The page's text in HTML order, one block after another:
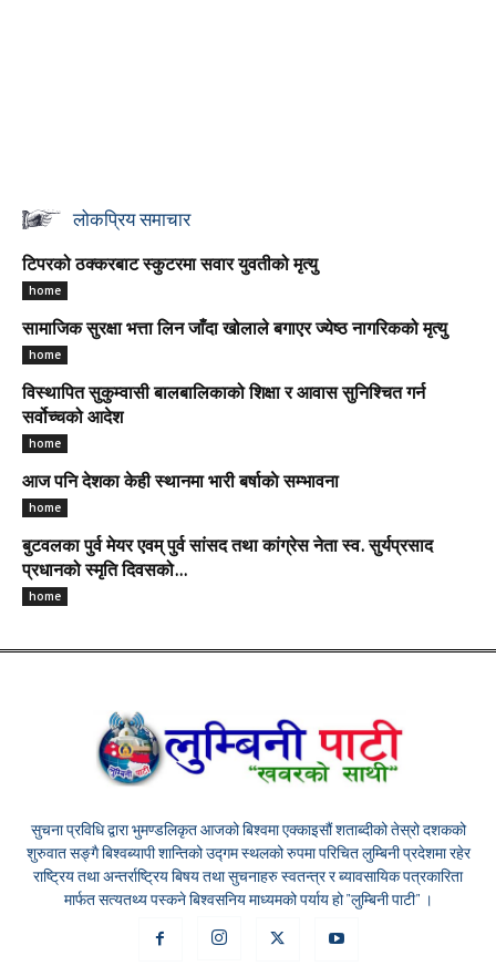
लोकप्रिय समाचार
टिपरको ठक्करबाट स्कुटरमा सवार युवतीको मृत्यु
home
सामाजिक सुरक्षा भत्ता लिन जाँदा खोलाले बगाएर ज्येष्ठ नागरिकको मृत्यु
home
विस्थापित सुकुम्वासी बालबालिकाको शिक्षा र आवास सुनिश्चित गर्न
सर्वोच्चको आदेश
home
आज पनि देशका केही स्थानमा भारी बर्षाकाे सम्भावना
home
बुटवलका पुर्व मेयर एवम् पुर्व सांसद तथा कांग्रेस नेता स्व. सुर्यप्रसाद
प्रधानको स्मृति दिवसको...
home
सुचना प्रविधि द्वारा भुमण्डलिकृत आजको बिश्वमा एक्काइसौं शताब्दीको तेस्रो दशकको
शुरुवात सङ्गै बिश्वब्यापी शान्तिको उद्गम स्थलको रुपमा परिचित लुम्बिनी प्रदेशमा रहेर
राष्ट्रिय तथा अन्तर्राष्ट्रिय बिषय तथा सुचनाहरु स्वतन्त्र र ब्यावसायिक पत्रकारिता
मार्फत सत्यतथ्य पस्कने बिश्वसनिय माध्यमको पर्याय हो "लुम्बिनी पाटी" ।